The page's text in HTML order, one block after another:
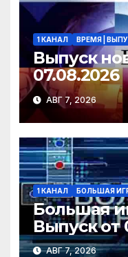
1 КАНАЛ ВРЕМЯ |
Выпуск
07.08.2026
АВГ 7, 2026
1 КАНАЛ БОЛЬШАЯ
Большая
Выпуск от
АВГ 7, 2026